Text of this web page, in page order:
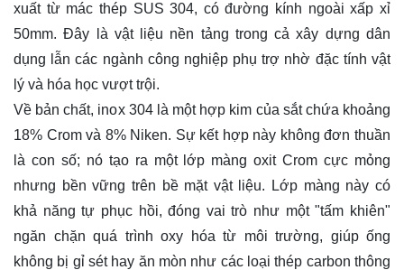
xuất từ mác thép SUS 304, có đường kính ngoài xấp xỉ
50mm. Đây là vật liệu nền tảng trong cả xây dựng dân
dụng lẫn các ngành công nghiệp phụ trợ nhờ đặc tính vật
lý và hóa học vượt trội.
Về bản chất, inox 304 là một hợp kim của sắt chứa khoảng
18% Crom và 8% Niken. Sự kết hợp này không đơn thuần
là con số; nó tạo ra một lớp màng oxit Crom cực mỏng
nhưng bền vững trên bề mặt vật liệu. Lớp màng này có
khả năng tự phục hồi, đóng vai trò như một "tấm khiên"
ngăn chặn quá trình oxy hóa từ môi trường, giúp ống
không bị gỉ sét hay ăn mòn như các loại thép carbon thông